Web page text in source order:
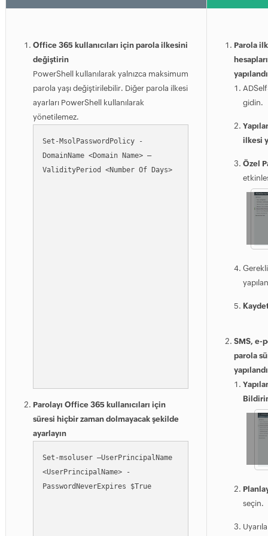
Office 365 kullanıcıları için parola ilkesini
değiştirin
PowerShell kullanılarak yalnızca maksimum
parola yaşı değiştirilebilir. Diğer parola ilkesi
ayarları PowerShell kullanılarak
yönetilemez.
Set-MsolPasswordPolicy -
DomainName <Domain Name> –
ValidityPeriod <Number Of Days>
Parolayı Office 365 kullanıcıları için
süresi hiçbir zaman dolmayacak şekilde
ayarlayın
Set-msoluser –UserPrincipalName
<UserPrincipalName> -
PasswordNeverExpires $True
Parola
gidin.
ilkesi
Özel
SMS, e-
parola
seçin.